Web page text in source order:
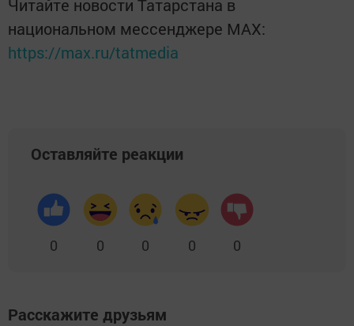
Читайте новости Татарстана в
национальном мессенджере MАХ:
https://max.ru/tatmedia
Оставляйте реакции
0 0 0 0 0
Расскажите друзьям